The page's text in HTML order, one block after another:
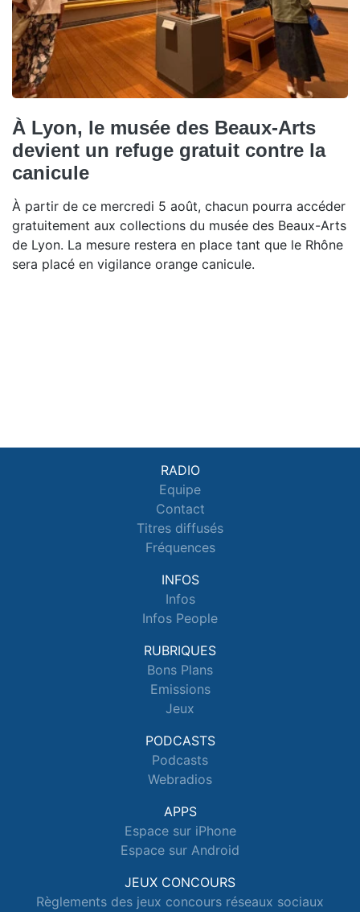
À Lyon, le musée des Beaux-Arts
devient un refuge gratuit contre la
canicule
À partir de ce mercredi 5 août, chacun pourra accéder
gratuitement aux collections du musée des Beaux-Arts
de Lyon. La mesure restera en place tant que le Rhône
sera placé en vigilance orange canicule.
RADIO
Equipe
Contact
Titres diffusés
Fréquences
INFOS
Infos
Infos People
RUBRIQUES
Bons Plans
Emissions
Jeux
PODCASTS
Podcasts
Webradios
APPS
Espace sur iPhone
Espace sur Android
JEUX CONCOURS
Règlements des jeux concours réseaux sociaux